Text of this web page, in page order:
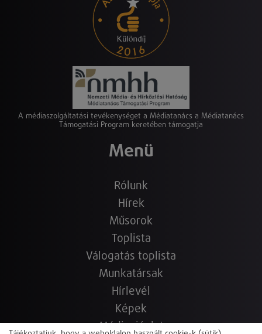
A médiaszolgáltatási tevékenységet a Médiatanács a Médiatanács
Támogatási Program keretében támogatja
Menü
Rólunk
Hírek
Műsorok
Toplista
Válogatás toplista
Munkatársak
Hírlevél
Képek
Médiaajánlat